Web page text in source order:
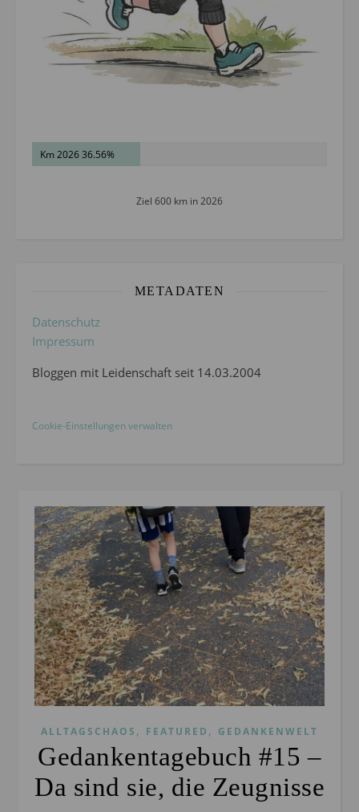
Km 2026 36.56%
Ziel 600 km in 2026
METADATEN
Datenschutz
Impressum
Bloggen mit Leidenschaft seit 14.03.2004
Cookie-Einstellungen verwalten
ALLTAGSCHAOS , FEATURED , GEDANKENWELT
Gedankentagebuch #15 –
Da sind sie, die Zeugnisse